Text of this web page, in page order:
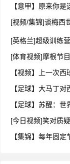
[英格兰]超级训练
【足球】大马丁